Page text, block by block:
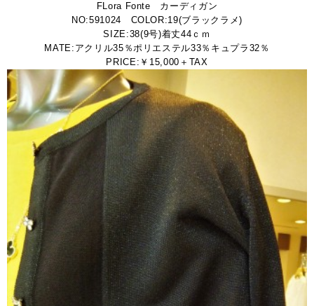
FLora Fonte カーディガン
NO:591024 COLOR:19(ブラックラメ)
SIZE:38(9号)着丈44ｃｍ
MATE:アクリル35％ポリエステル33％キュプラ32％
PRICE:￥15,000＋TAX